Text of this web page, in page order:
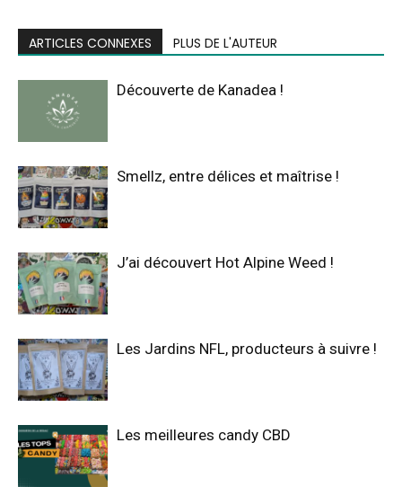
ARTICLES CONNEXES PLUS DE L'AUTEUR
Découverte de Kanadea !
Smellz, entre délices et maîtrise !
J’ai découvert Hot Alpine Weed !
Les Jardins NFL, producteurs à suivre !
Les meilleures candy CBD